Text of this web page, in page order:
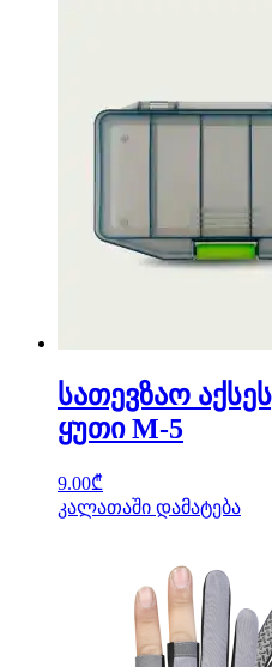
სათევზაო
ყუთი M-5
9.00₾
კალათაში დამატება